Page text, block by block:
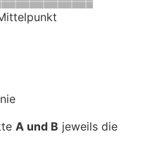
A und B jeweils die